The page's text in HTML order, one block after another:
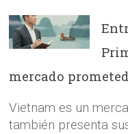
mercado
Vietnam es un
también presenta